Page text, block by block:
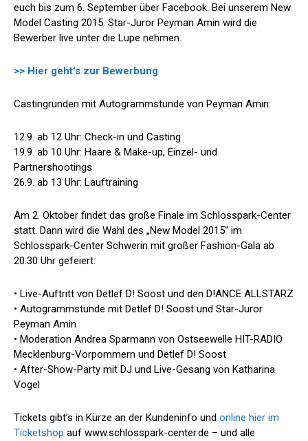
euch bis zum 6. September über Facebook. Bei unserem New
Model Casting 2015. Star-Juror Peyman Amin wird die
Bewerber live unter die Lupe nehmen.
>> Hier geht’s zur Bewerbung
Castingrunden mit Autogrammstunde von Peyman Amin:
12.9. ab 12 Uhr: Check-in und Casting
19.9. ab 10 Uhr: Haare & Make-up, Einzel- und
Partnershootings
26.9. ab 13 Uhr: Lauftraining
Am 2. Oktober findet das große Finale im Schlosspark-Center
statt. Dann wird die Wahl des „New Model 2015“ im
Schlosspark-Center Schwerin mit großer Fashion-Gala ab
20.30 Uhr gefeiert:
• Live-Auftritt von Detlef D! Soost und den D!ANCE ALLSTARZ
• Autogrammstunde mit Detlef D! Soost und Star-Juror
Peyman Amin
• Moderation Andrea Sparmann von Ostseewelle HIT-RADIO
Mecklenburg-Vorpommern und Detlef D! Soost
• After-Show-Party mit DJ und Live-Gesang von Katharina
Vogel
Tickets gibt’s in Kürze an der Kundeninfo und online hier im
Ticketshop auf www.schlosspark-center.de – und alle